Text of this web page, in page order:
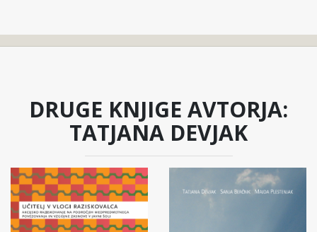
DRUGE KNJIGE AVTORJA:
TATJANA DEVJAK